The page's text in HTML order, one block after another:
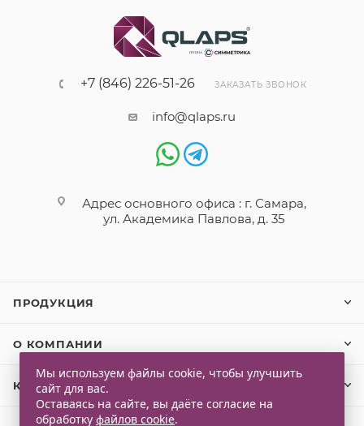
+7 (846) 226-51-26 ЗАКАЗАТЬ ЗВОНОК
info@qlaps.ru
Адрес основного офиса : г. Самара,
ул. Академика Павлова, д. 35
ПРОДУКЦИЯ
О КОМПАНИИ
КЛИЕНТАМ
Мы используем файлы cookie, чтобы улучшить
сайт для вас.
Оставаясь на сайте, вы даёте согласие на
обработку файлов cookie.